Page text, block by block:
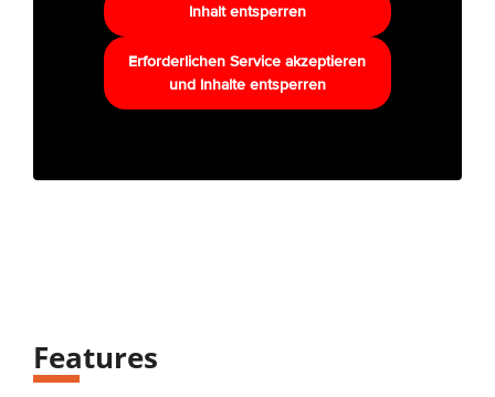
Inhalt entsperren
Erforderlichen Service akzeptieren
und Inhalte entsperren
Features